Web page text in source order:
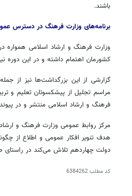
باشند.
برنامه‌های وزارت فرهنگ در دسترس
وزارت فرهنگ و ارشاد اسلامی همواره
کشورمان اهتمام داشته و در این دوره
گزارشی از این بزرگداشت‌ها نیز از
مراسم تجلیل از پیشکسوتان تعلیم و
فرهنگ و ارشاد اسلامی منتشر و در پیوند https://cfoia.farhang.gov.ir/fa/institutions قابل مشاهده است.
مرکز روابط عمومی وزارت فرهنگ و
هدف تنویر افکار عمومی و اطلاع از
دولت چهاردهم تلاش می‌کند در راستای
کد مطلب6384262